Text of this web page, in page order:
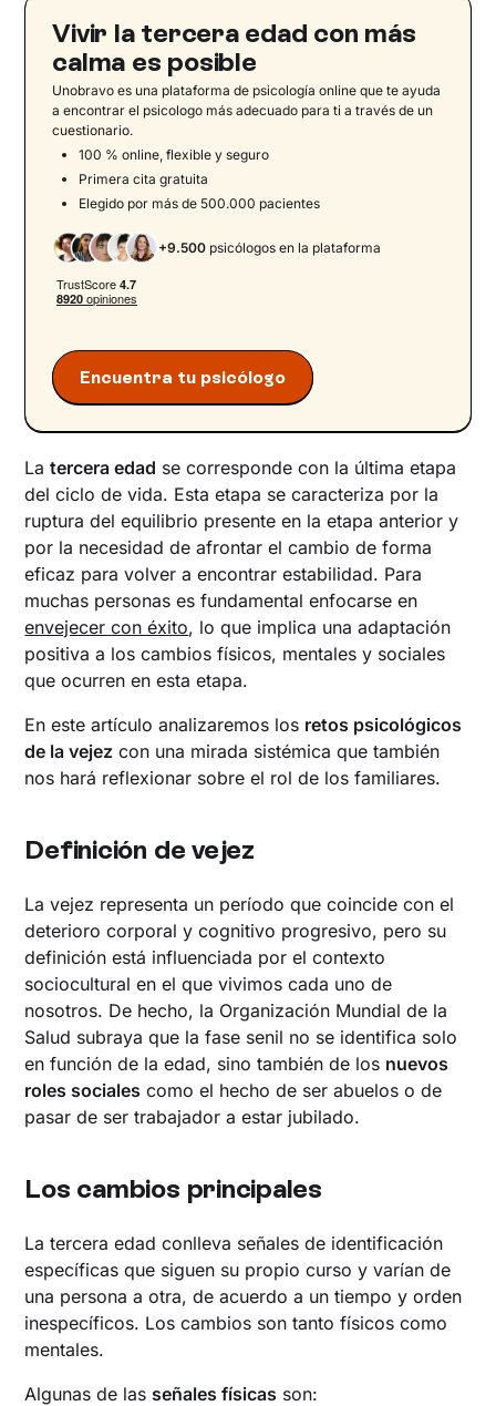
Los aspectos psicológicos
La muerte
Retos psicológicos
Consecuencias de los retos psicológicos en
la calidad de vida
Prevalencia de los trastornos psicológicos en la
vejez
Factores de riesgo y su impacto psicológico
Sociedad y familia
Estrategias para prevenir y promover la salud
¿Necesito ayuda?
Vivir la tercera edad con más
calma es posible
Unobravo es una plataforma de psicología online que te ayuda
a encontrar el psicologo más adecuado para ti a través de un
cuestionario.
Encuentra tu psicólogo
100 % online, flexible y seguro
Primera cita gratuita
Elegido por más de 500.000 pacientes
+9.500 psicólogos en la plataforma
Latercera edad se corresponde con la última etapa
del ciclo de vida. Esta etapa se caracteriza por la
ruptura del equilibrio presente en la etapa anterior y
por la necesidad de afrontar el cambio de forma
eficaz para volver a encontrar estabilidad. Para
muchas personas es fundamental enfocarse en
envejecer con éxito, lo que implica una adaptación
positiva a los cambios físicos, mentales y sociales
que ocurren en esta etapa.
En este artículo analizaremos los retos psicológicos
de la vejez con una mirada sistémica que también
nos hará reflexionar sobre el rol de los familiares.
Definición de vejez
La vejez representa un período que coincide con el
deterioro corporal y cognitivo progresivo, pero su
definición está influenciada por el contexto
sociocultural en el que vivimos cada uno de
nosotros. De hecho, la Organización Mundial de la
Salud subraya que la fase senil no se identifica solo
en función de la edad, sino también de los nuevos
roles sociales como el hecho de ser abuelos o de
pasar de ser trabajador a estar jubilado.
Los cambios principales
La tercera edad conlleva señales de identificación
específicas que siguen su propio curso y varían de
una persona a otra, de acuerdo a un tiempo y orden
inespecíficos. Los cambios son tanto físicos como
mentales.
Algunas de las señales físicas son: